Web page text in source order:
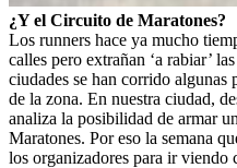
¿Y el Circuito de Maratones?
Los runners hace ya mucho
calles pero extrañan ‘a rabiar’
ciudades se han corrido algunas
de la zona. En nuestra ciudad,
analiza la posibilidad de armar
Maratones. Por eso la semana
los organizadores para ir viendo